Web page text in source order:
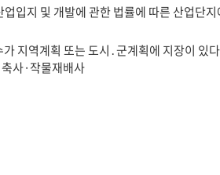
입지 및 개발에 관한 법률에 따른 산업단
지역계획 또는 도시․군계획에 지장이 있
사·작물재배사